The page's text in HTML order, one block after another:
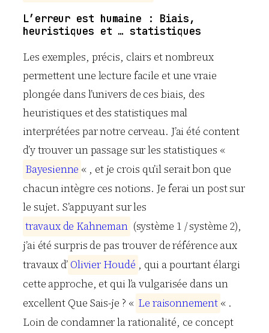
L’erreur est humaine : Biais,
heuristiques et … statistiques
Les exemples, précis, clairs et nombreux
permettent une lecture facile et une vraie
plongée dans l’univers de ces biais, des
heuristiques et des statistiques mal
interprétées par notre cerveau. J’ai été content
d’y trouver un passage sur les statistiques «
Bayesienne « , et je crois qu’il serait bon que
chacun intègre ces notions. Je ferai un post sur
le sujet. S’appuyant sur les
travaux de Kahneman (système 1 / système 2),
j’ai été surpris de pas trouver de référence aux
travaux d’ Olivier Houdé , qui a pourtant élargi
cette approche, et qui l’a vulgarisée dans un
excellent Que Sais-je ? « Le raisonnement « .
Loin de condamner la rationalité, ce concept